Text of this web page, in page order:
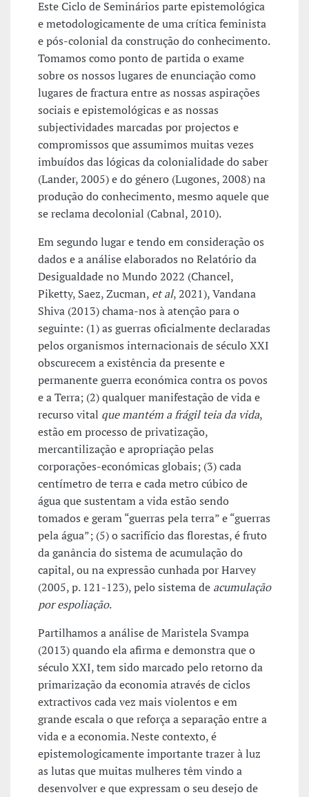
Este Ciclo de Seminários parte epistemológica
e metodologicamente de uma crítica feminista
e pós-colonial da construção do conhecimento.
Tomamos como ponto de partida o exame
sobre os nossos lugares de enunciação como
lugares de fractura entre as nossas aspirações
sociais e epistemológicas e as nossas
subjectividades marcadas por projectos e
compromissos que assumimos muitas vezes
imbuídos das lógicas da colonialidade do saber
(Lander, 2005) e do género (Lugones, 2008) na
produção do conhecimento, mesmo aquele que
se reclama decolonial (Cabnal, 2010).
Em segundo lugar e tendo em consideração os
dados e a análise elaborados no Relatório da
Desigualdade no Mundo 2022 (Chancel,
Piketty, Saez, Zucman, et al, 2021), Vandana
Shiva (2013) chama-nos à atenção para o
seguinte: (1) as guerras oficialmente declaradas
pelos organismos internacionais de século XXI
obscurecem a existência da presente e
permanente guerra económica contra os povos
e a Terra; (2) qualquer manifestação de vida e
recurso vital que mantém a frágil teia da vida,
estão em processo de privatização,
mercantilização e apropriação pelas
corporações-económicas globais; (3) cada
centímetro de terra e cada metro cúbico de
água que sustentam a vida estão sendo
tomados e geram “guerras pela terra” e “guerras
pela água”; (5) o sacrifício das florestas, é fruto
da ganância do sistema de acumulação do
capital, ou na expressão cunhada por Harvey
(2005, p. 121-123), pelo sistema de acumulação
por espoliação.
Partilhamos a análise de Maristela Svampa
(2013) quando ela afirma e demonstra que o
século XXI, tem sido marcado pelo retorno da
primarização da economia através de ciclos
extractivos cada vez mais violentos e em
grande escala o que reforça a separação entre a
vida e a economia. Neste contexto, é
epistemologicamente importante trazer à luz
as lutas que muitas mulheres têm vindo a
desenvolver e que expressam o seu desejo de